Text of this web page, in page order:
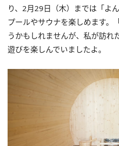
り、2月29日（木）までは「よ
プールやサウナを楽しめます。
うかもしれませんが、私が訪れ
遊びを楽しんでいましたよ。